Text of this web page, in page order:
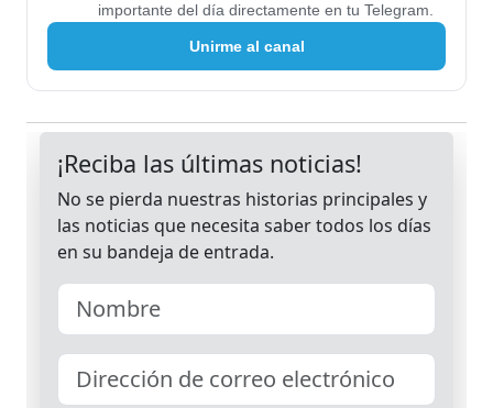
importante del día directamente en tu Telegram.
Unirme al canal